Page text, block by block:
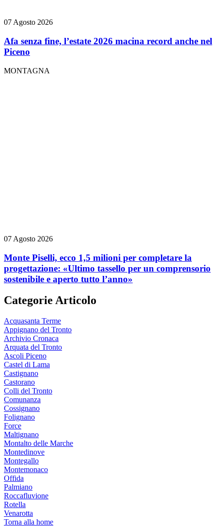
07 Agosto 2026
Afa senza fine, l’estate 2026 macina record anche nel
Piceno
MONTAGNA
07 Agosto 2026
Monte Piselli, ecco 1,5 milioni per completare la
progettazione: «Ultimo tassello per un comprensorio
sostenibile e aperto tutto l’anno»
Categorie Articolo
Acquasanta Terme
Appignano del Tronto
Archivio Cronaca
Arquata del Tronto
Ascoli Piceno
Castel di Lama
Castignano
Castorano
Colli del Tronto
Comunanza
Cossignano
Folignano
Force
Maltignano
Montalto delle Marche
Montedinove
Montegallo
Montemonaco
Offida
Palmiano
Roccafluvione
Rotella
Venarotta
Torna alla home